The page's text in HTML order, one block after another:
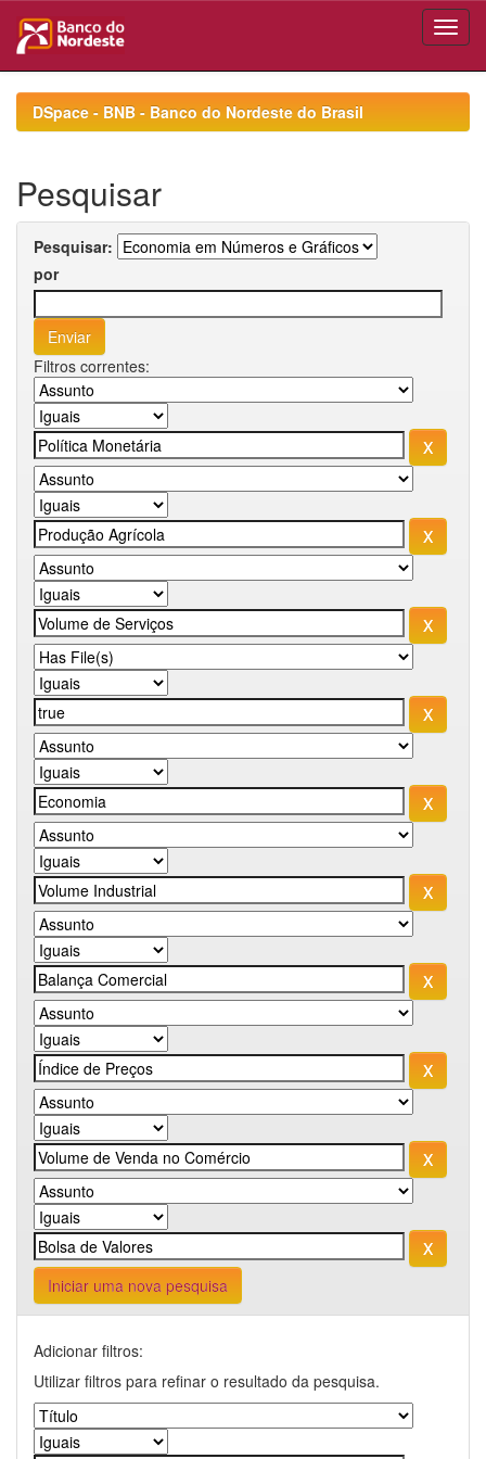
navigationDSpace - BNB - Banco do Nordeste do Brasil
Pesquisar
Pesquisar:
por
Filtros correntes:
Iniciar uma nova pesquisa
Adicionar filtros:
Utilizar filtros para refinar o resultado da pesquisa.